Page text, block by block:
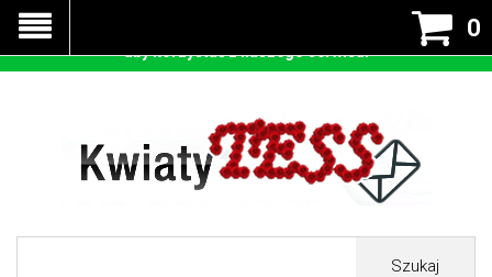
0
Szukaj
Nasza strona korzysta z cookies - czyli tzw ciastek w celu
prawidłowego działania. Zaakceptuj przyjmowanie cookies
aby korzystać z naszego serwisu.